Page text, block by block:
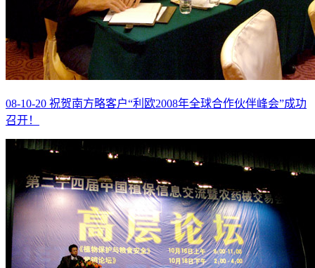
08-10-20 祝贺南方略客户“利欧2008年全球合作伙伴峰会”成功
召开！